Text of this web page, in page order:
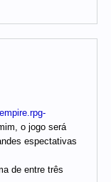
o jogo será
espectativas
de entre três